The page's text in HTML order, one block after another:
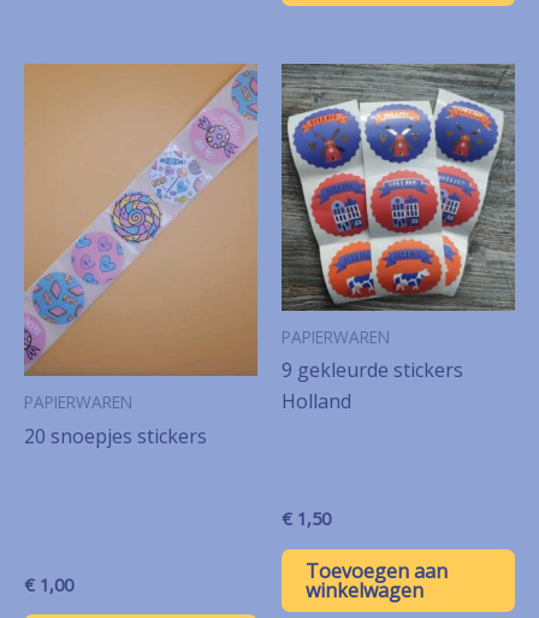
PAPIERWAREN
20 snoepjes stickers
€ 1,00
PAPIERWAREN
9 gekleurde stickers
Holland
€ 1,50
Toevoegen aan
winkelwagen